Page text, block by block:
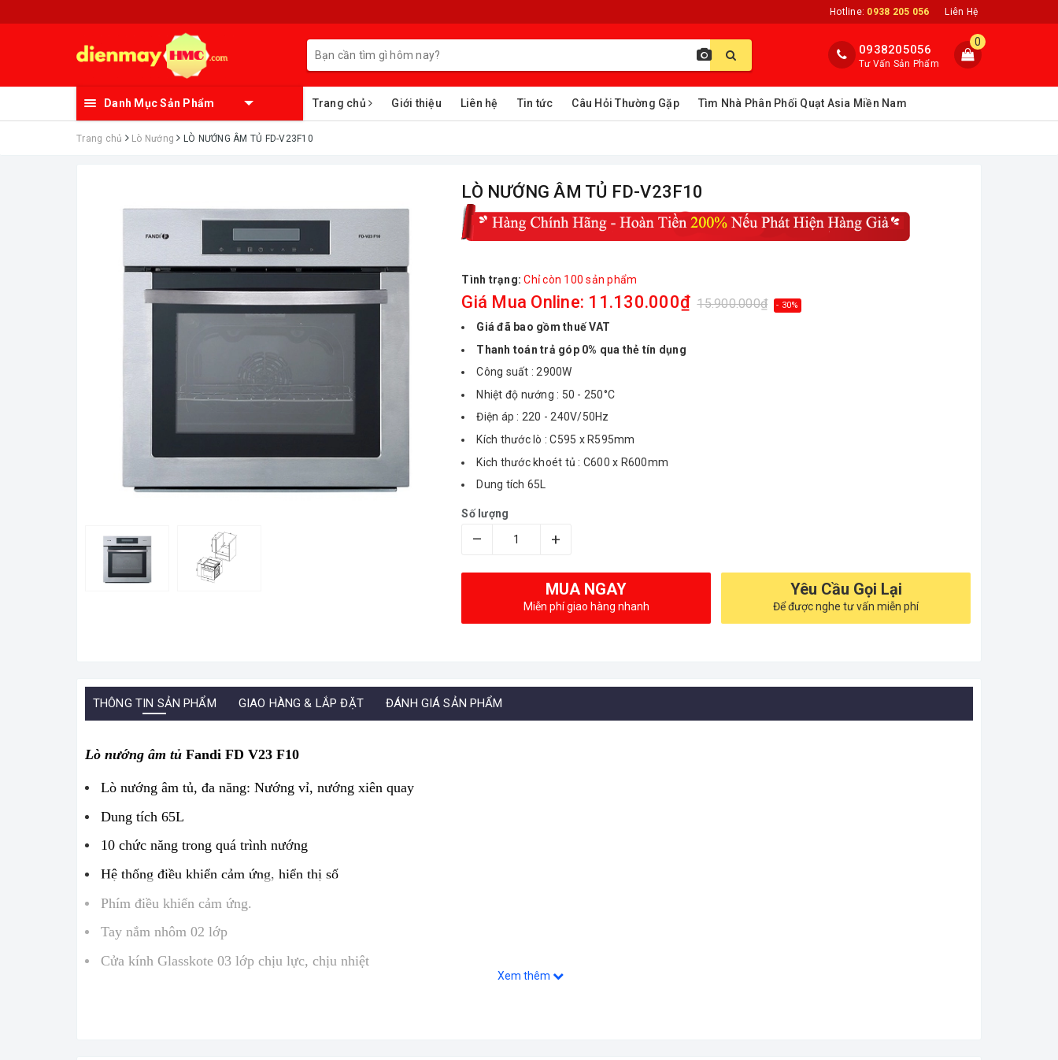
Hotline: 0938 205 056 Liên Hệ
0
0938205056
Tư Vấn Sản Phẩm
Danh Mục Sản Phẩm Trang chủ Giới thiệu Liên hệ Tin tức Câu Hỏi Thường Gặp Tìm Nhà Phân Phối Quạt Asia Miền Nam
Trang chủ Lò Nướng LÒ NƯỚNG ÂM TỦ FD-V23F10
LÒ NƯỚNG ÂM TỦ FD-V23F10
Tình trạng: Chỉ còn 100 sản phẩm
Giá Mua Online: 11.130.000₫ 15.900.000₫ - 30%
Giá đã bao gồm thuế VAT
Thanh toán trả góp 0% qua thẻ tín dụng
Công suất : 2900W
Nhiệt độ nướng : 50 - 250°C
Điện áp : 220 - 240V/50Hz
Kích thước lò : C595 x R595mm
Kich thước khoét tủ : C600 x R600mm
Dung tích 65L
Số lượng
– +
MUA NGAY
Miễn phí giao hàng nhanh
Yêu Cầu Gọi Lại
Để được nghe tư vấn miễn phí
THÔNG TIN SẢN PHẨM GIAO HÀNG & LẮP ĐẶT ĐÁNH GIÁ SẢN PHẨM
Lò nướng âm tủ Fandi FD V23 F10
Lò nướng âm tủ, đa năng: Nướng vỉ, nướng xiên quay
Dung tích 65L
10 chức năng trong quá trình nướng
Hệ thống điều khiển cảm ứng, hiển thị số
Phím điều khiển cảm ứng.
Tay nắm nhôm 02 lớp
Cửa kính Glasskote 03 lớp chịu lực, chịu nhiệt
Xem thêm